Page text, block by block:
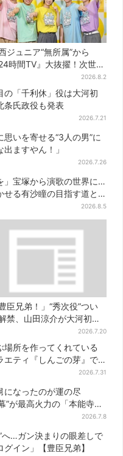
ジュニア“無所属”から
24時間TV』大抜擢！次世代
ターと期待「まさか僕
」
2026.8.2
の「千利休」役は大河初
氏政役も発表
2026.7.21
いを寄せる“3人の男”に
ますやん！」
2026.7.26
」宝塚から演歌の世界に…
せる有沙瞳の目指す道と
2026.8.5
豊臣兄弟！」“秀次役”つい
禁、山田涼介が大河初出
「まさかの」「楽しみすぎ
2026.7.20
場所を作ってくれている
エティ『しんごの芽』で
2026.7.31
になったのが運の尽
”が最高火力の「本能寺」
2026.7.8
へ…ガン決まりの眼差しで
グイン」【豊臣兄弟】